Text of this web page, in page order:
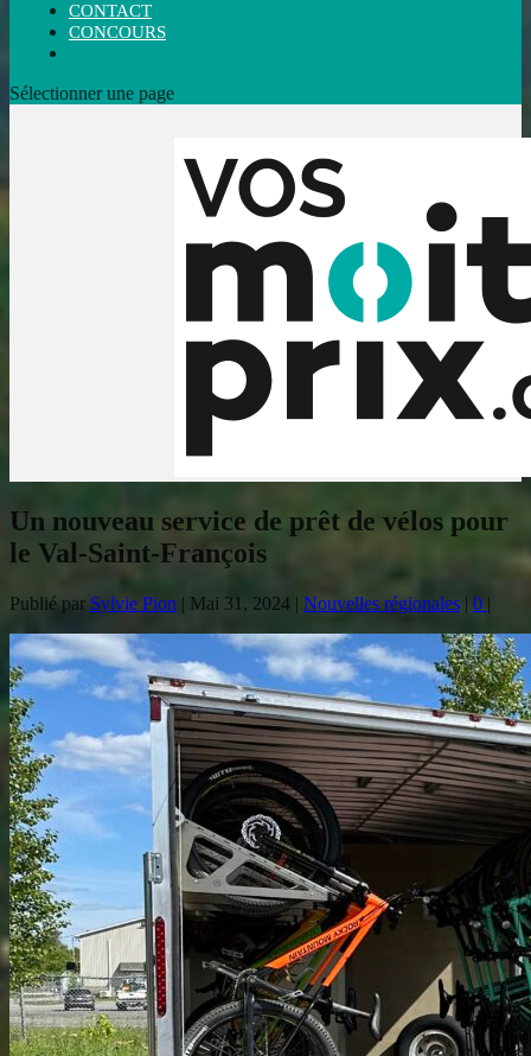
CONTACT
CONCOURS
Sélectionner une page
Un nouveau service de prêt de vélos pour
le Val-Saint-François
Publié par Sylvie Pion | Mai 31, 2024 | Nouvelles régionales | 0 |